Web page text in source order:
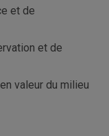
et de
et de
valeur du milieu